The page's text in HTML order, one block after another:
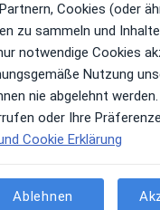
Mo,
10 Aug
Di,
11 Aug
nicht verfügbar
senden
Cookies (oder
zu sammeln und
notwendige Cookies
Nutzung
nie abgelehnt werden.
oder Ihre
Cookie Erklärung
Ablehnen